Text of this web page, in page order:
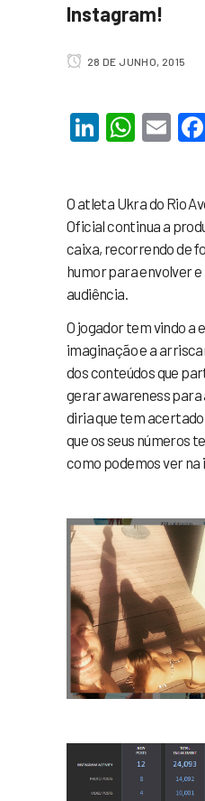
Instagram!
28 DE JUNHO, 2015
O atleta Ukra do Rio
Oficial​ continua a
caixa, recorrendo de
humor para envolver
audiência.
O jogador tem vindo a
imaginação e a
dos conteúdos que
gerar awareness para
diria que tem acertado
que os seus números
como podemos ver